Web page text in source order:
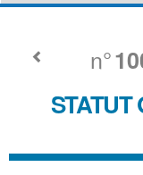
n°
STATUT